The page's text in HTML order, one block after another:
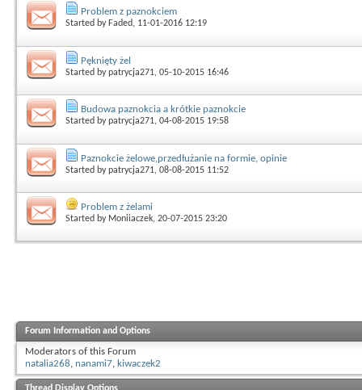
Problem z paznokciem
Started by Faded, 11-01-2016 12:19
Pęknięty żel
Started bypatrycja271, 05-10-2015 16:46
Budowa paznokcia a krótkie paznokcie
Started bypatrycja271, 04-08-2015 19:58
Paznokcie żelowe,przedłużanie na formie, opinie
Started bypatrycja271, 08-08-2015 11:52
Problem z żelami
Started by Moniiaczek, 20-07-2015 23:20
Forum Information and Options
Moderators of this Forum
natalia268, nanami7, kiwaczek2